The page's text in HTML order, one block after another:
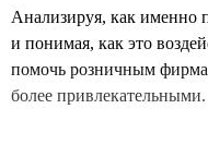
Анализируя, как именно
и понимая, как это
помочь розничным
более привлекательными.